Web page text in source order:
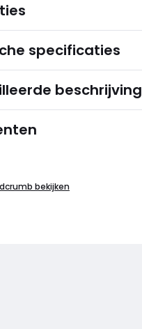
specificaties
beschrijving
bekijken